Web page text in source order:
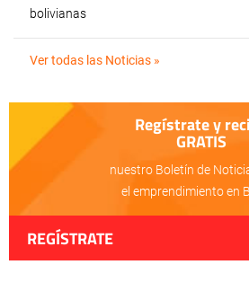
bolivianas
Ver todas las Noticias »
Regístrate y
GRATIS
nuestro Boletín de
el emprendimiento en
REGÍSTRATE